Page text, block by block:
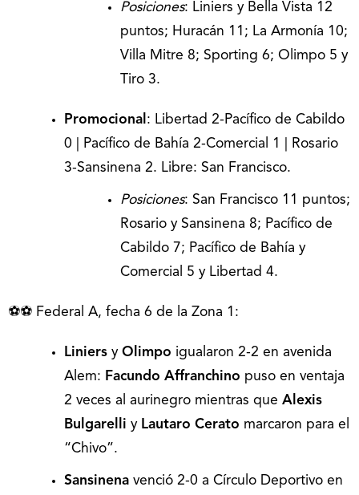
Posiciones: Liniers y Bella Vista 12
puntos; Huracán 11; La Armonía 10;
Villa Mitre 8; Sporting 6; Olimpo 5 y
Tiro 3.
Promocional : Libertad 2-Pacífico de Cabildo
0 | Pacífico de Bahía 2-Comercial 1 | Rosario
3-Sansinena 2. Libre: San Francisco.
Posiciones: San Francisco 11 puntos;
Rosario y Sansinena 8; Pacífico de
Cabildo 7; Pacífico de Bahía y
Comercial 5 y Libertad 4.
⚽⚽ Federal A, fecha 6 de la Zona 1:
Liniers y Olimpo igualaron 2-2 en avenida
Alem: Facundo Affranchino puso en ventaja
2 veces al aurinegro mientras que Alexis
Bulgarelli y Lautaro Cerato marcaron para el
“Chivo”.
Sansinena venció 2-0 a Círculo Deportivo en